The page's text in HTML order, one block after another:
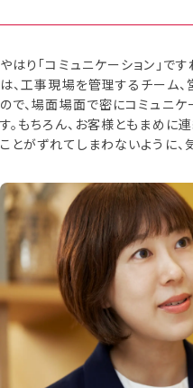
やはり「コミュニケーション」で
は、工事現場を管理するチーム、
ので、場面場面で密にコミュニ
す。もちろん、お客様ともまめに
ことがずれてしまわないように、